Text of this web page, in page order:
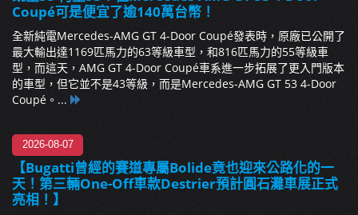
Coupé可是便宜了逾140萬台幣！
全新純電Mercedes-AMG GT 4-Door Coupé發表時，原廠已公開了
最大輸出達1169匹馬力的63等級車型，和816匹馬力的55等級車
型，而這天，AMG GT 4-Door Coupé車系進一步拓展了更入門版本
的車型，但它並不是43等級，而是Mercedes-AMG GT 53 4-Door
Coupé。...
2026-08-07
【Bugatti曾經的賽道專屬Bolide竟也迎來公路化的一
天！第三輛One-Off車款Destrier預計圓石灘車展正式
亮相！】